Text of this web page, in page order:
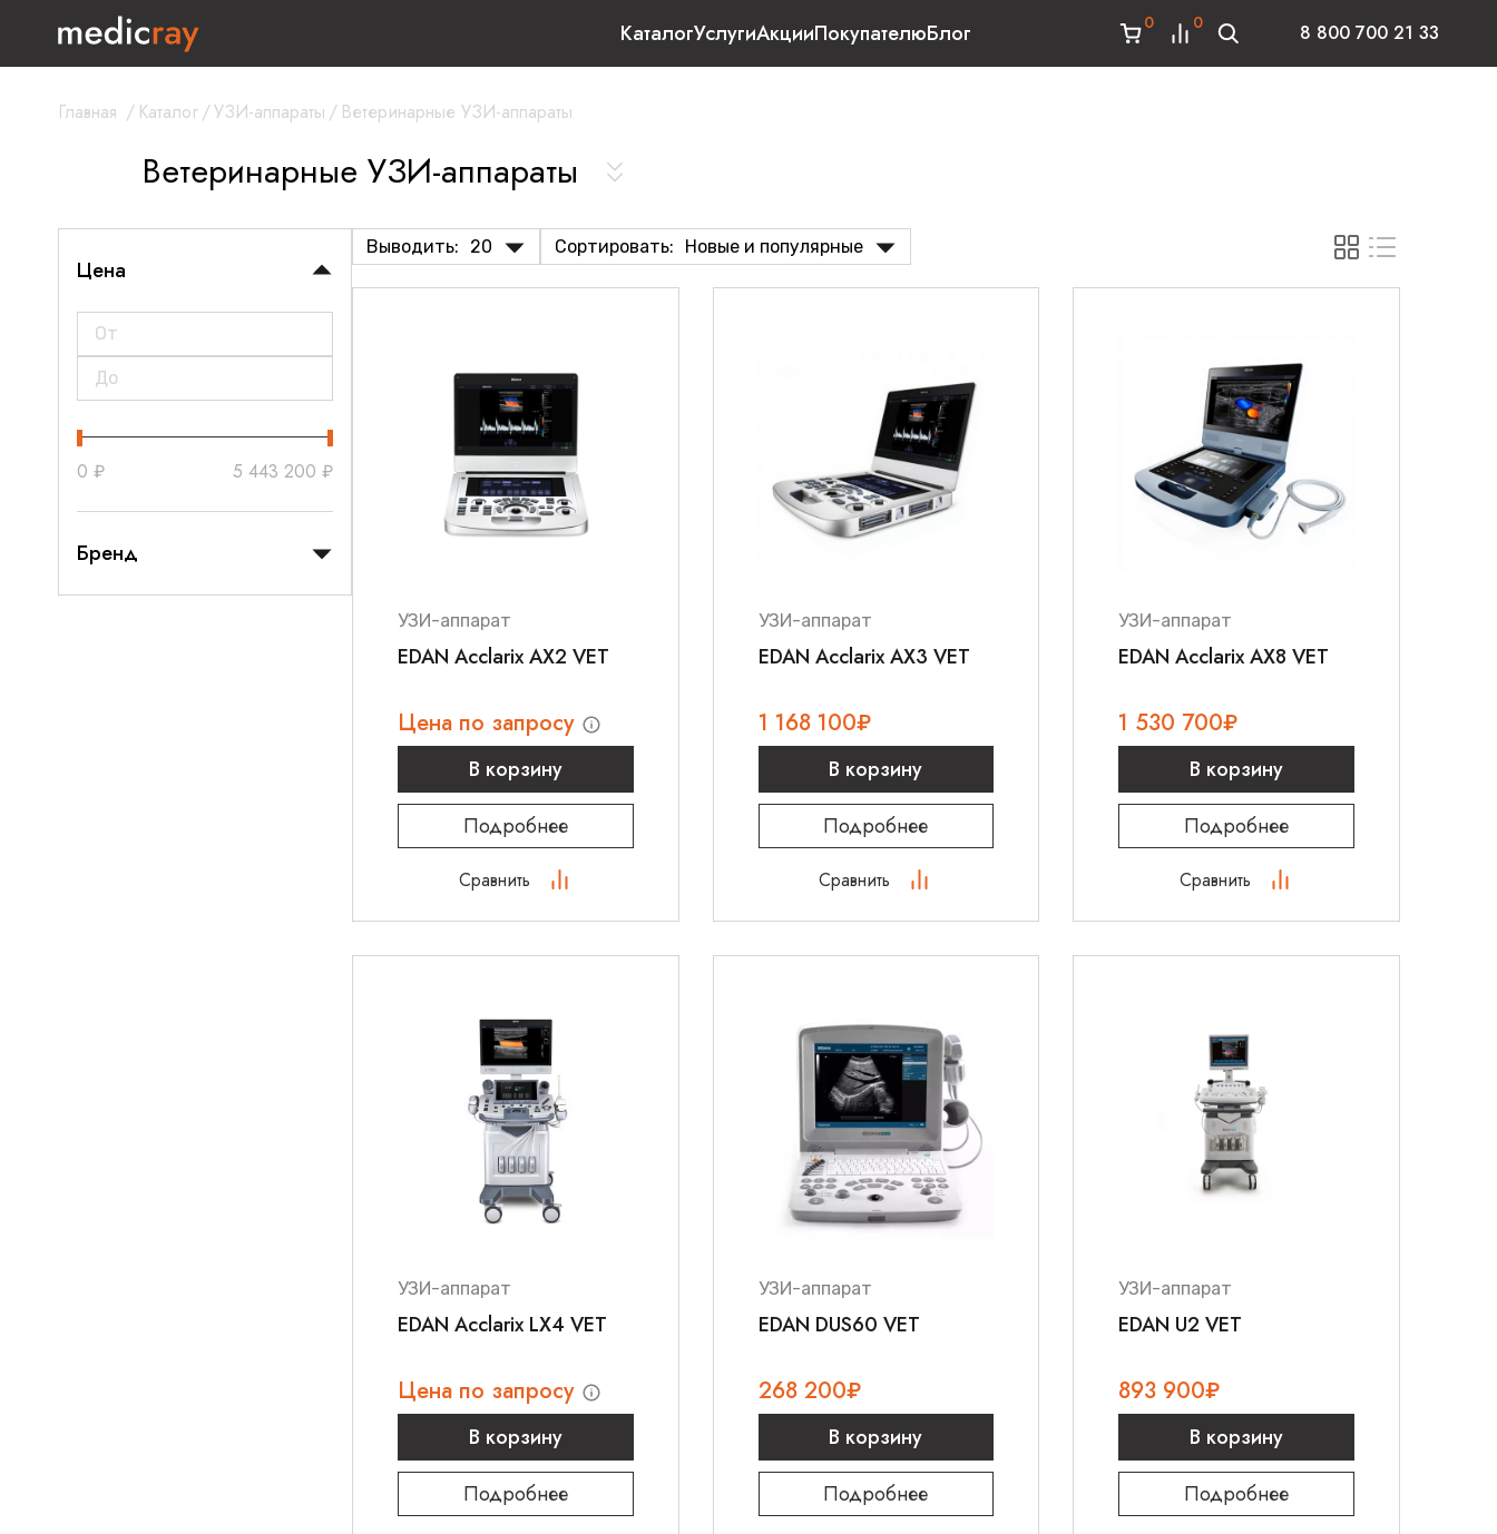
КаталогУслугиАкцииПокупателюБлог 0 0 8 800 700 21 33
Главная / Каталог/УЗИ-аппараты / Ветеринарные УЗИ-аппараты
Ветеринарные УЗИ-аппараты
Цена
0 ₽ 5 443 200 ₽
Бренд
Выводить: 20 Сортировать: Новые и популярные
УЗИ-аппарат
EDAN Acclarix AX2 VET
Цена по запросу
В корзину
Подробнее
Сравнить
УЗИ-аппарат
EDAN Acclarix AX3 VET
1 168 100₽
В корзину
Подробнее
Сравнить
УЗИ-аппарат
EDAN Acclarix AX8 VET
1 530 700₽
В корзину
Подробнее
Сравнить
УЗИ-аппарат
EDAN Acclarix LX4 VET
Цена по запросу
В корзину
Подробнее
УЗИ-аппарат
EDAN DUS60 VET
268 200₽
В корзину
Подробнее
УЗИ-аппарат
EDAN U2 VET
893 900₽
В корзину
Подробнее